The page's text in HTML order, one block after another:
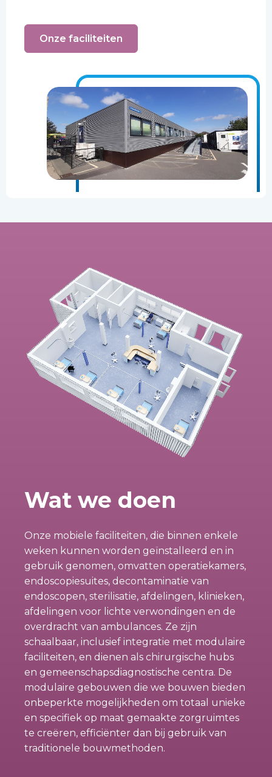
Onze faciliteiten
Wat we doen
Onze mobiele faciliteiten, die binnen enkele
weken kunnen worden geïnstalleerd en in
gebruik genomen, omvatten operatiekamers,
endoscopiesuites, decontaminatie van
endoscopen, sterilisatie, afdelingen, klinieken,
afdelingen voor lichte verwondingen en de
overdracht van ambulances. Ze zijn
schaalbaar, inclusief integratie met modulaire
faciliteiten, en dienen als chirurgische hubs
en gemeenschapsdiagnostische centra. De
modulaire gebouwen die we bouwen bieden
onbeperkte mogelijkheden om totaal unieke
en specifiek op maat gemaakte zorgruimtes
te creëren, efficiënter dan bij gebruik van
traditionele bouwmethoden.